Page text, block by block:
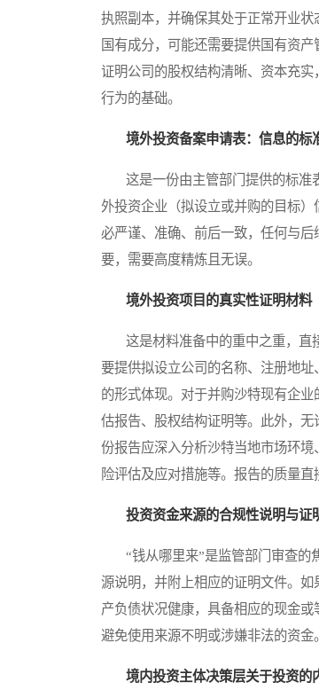
执照副本，并确保其处于正常开业
国有成分，可能还需要提供国有资
证明公司的股权结构清晰、资本充
行为的基础。
境外投资备案申请表：信息的标
这是一份由主管部门提供的标准
外投资企业（拟设立或并购的目标
必严谨、准确、前后一致，任何与
要，需要高度精炼且无误。
境外投资项目的真实性证明材料
这是材料准备中的重中之重，直
要提供拟设立公司的名称、注册地
的形式体现。对于并购沙特现有企
估报告、股权结构证明等。此外，
份报告应深入分析沙特当地市场环
险评估及应对措施等。报告的质量直
投资资金来源的合规性说明与证
“钱从哪里来”是监管部门审查的
源说明，并附上相应的证明文件。
产负债状况健康，具备相应的现金
避免使用来源不明或涉嫌非法的资金
境内投资主体决策层关于投资的